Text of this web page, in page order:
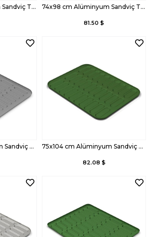
74x98 cm Alüminyum Sandviç Tava 74x98 cm Alüminyum Sandviç Tava, Kaplamalı
81.50 $
75x104 cm Alüminyum Sandviç Tava 75x104 cm Alüminyum Sandviç Tava, Kaplamalı
82.08 $